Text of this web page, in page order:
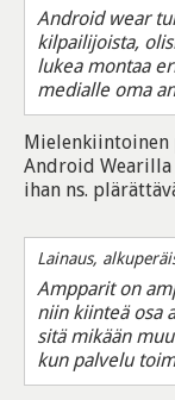
Android wear
kilpailijoista,
lukea montaa
medialle oma
Android
ihan ns.
Lainaus,
Ampparit on
niin kiinteä osa
sitä mikään
kun palvelu